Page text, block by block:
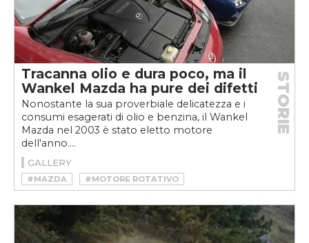
Tracanna olio e dura poco, ma il
Wankel Mazda ha pure dei difetti
Nonostante la sua proverbiale delicatezza e i
consumi esagerati di olio e benzina, il Wankel
Mazda nel 2003 è stato eletto motore
dell'anno....
STORIE
GALLERY
#MAZDA
#MOTORE ROTATIVO
#WANKEL